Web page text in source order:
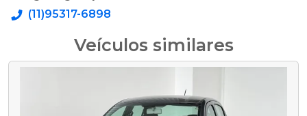
(11)95317-6898
Veículos similares